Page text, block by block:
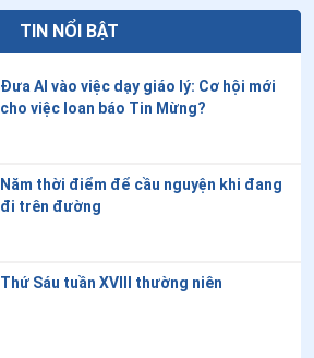
TIN NỔI BẬT
Đưa AI vào việc dạy giáo lý: Cơ hội mới
cho việc loan báo Tin Mừng?
Năm thời điểm để cầu nguyện khi đang
đi trên đường
Thứ Sáu tuần XVIII thường niên